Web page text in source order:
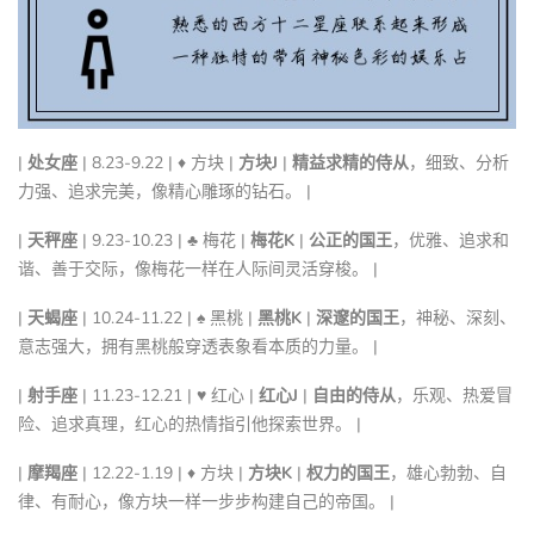
| 处女座 | 8.23-9.22 | ♦ 方块 | 方块J | 精益求精的侍从，细致、分析
力强、追求完美，像精心雕琢的钻石。 |
| 天秤座 | 9.23-10.23 | ♣ 梅花 | 梅花K | 公正的国王，优雅、追求和
谐、善于交际，像梅花一样在人际间灵活穿梭。 |
| 天蝎座 | 10.24-11.22 | ♠ 黑桃 | 黑桃K | 深邃的国王，神秘、深刻、
意志强大，拥有黑桃般穿透表象看本质的力量。 |
| 射手座 | 11.23-12.21 | ♥ 红心 | 红心J | 自由的侍从，乐观、热爱冒
险、追求真理，红心的热情指引他探索世界。 |
| 摩羯座 | 12.22-1.19 | ♦ 方块 | 方块K | 权力的国王，雄心勃勃、自
律、有耐心，像方块一样一步步构建自己的帝国。 |